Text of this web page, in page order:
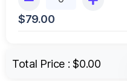
$79.00
Total Price :$0.00